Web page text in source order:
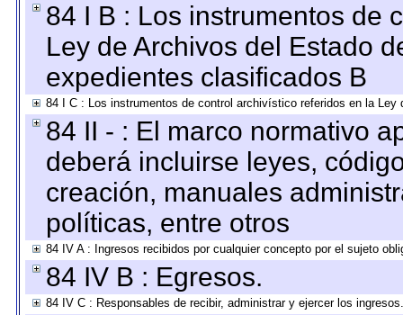
84 I B : Los instrumentos de
Ley de Archivos del Estado
expedientes clasificados B
84 I C : Los instrumentos de control archivístico referidos en la
84 II - : El marco normativo
deberá incluirse leyes,
creación, manuales
políticas, entre otros
84 IV A : Ingresos recibidos por cualquier concepto por el sujeto
84 IV B : Egresos.
84 IV C : Responsables de recibir, administrar y ejercer los ingresos.